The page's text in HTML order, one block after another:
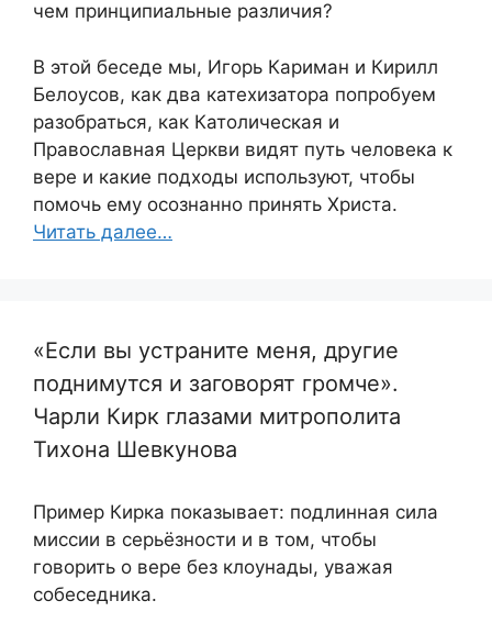
чем принципиальные различия?
В этой беседе мы, Игорь Кариман и Кирилл
Белоусов, как два катехизатора попробуем
разобраться, как Католическая и
Православная Церкви видят путь человека к
вере и какие подходы используют, чтобы
помочь ему осознанно принять Христа.
Читать далее…
«Если вы устраните меня, другие
поднимутся и заговорят громче».
Чарли Кирк глазами митрополита
Тихона Шевкунова
Пример Кирка показывает: подлинная сила
миссии в серьёзности и в том, чтобы
говорить о вере без клоунады, уважая
собеседника.